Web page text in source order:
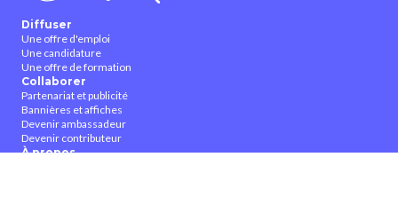
Diffuser
Une offre d'emploi
Une candidature
Une offre de formation
Collaborer
Partenariat et publicité
Bannières et affiches
Devenir ambassadeur
Devenir contributeur
À propos